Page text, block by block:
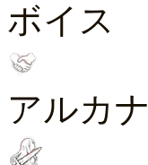
ボイス
アルカナ